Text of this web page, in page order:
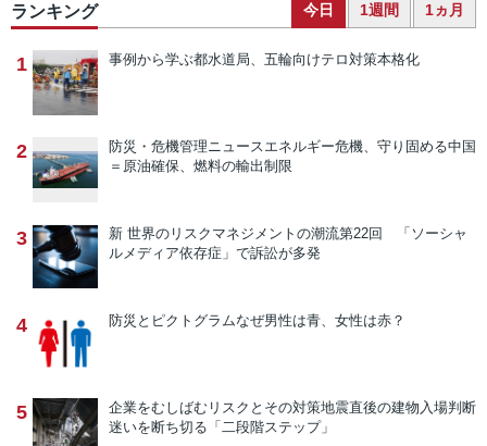
ランキング 今日 1週間 1ヵ月
1 事例から学ぶ都水道局、五輪向けテロ対策本格化
2 防災・危機管理ニュースエネルギー危機、守り固める中国
＝原油確保、燃料の輸出制限
3 新 世界のリスクマネジメントの潮流第22回 「ソーシャ
ルメディア依存症」で訴訟が多発
4 防災とピクトグラムなぜ男性は青、女性は赤？
5 企業をむしばむリスクとその対策地震直後の建物入場判断
迷いを断ち切る「二段階ステップ」